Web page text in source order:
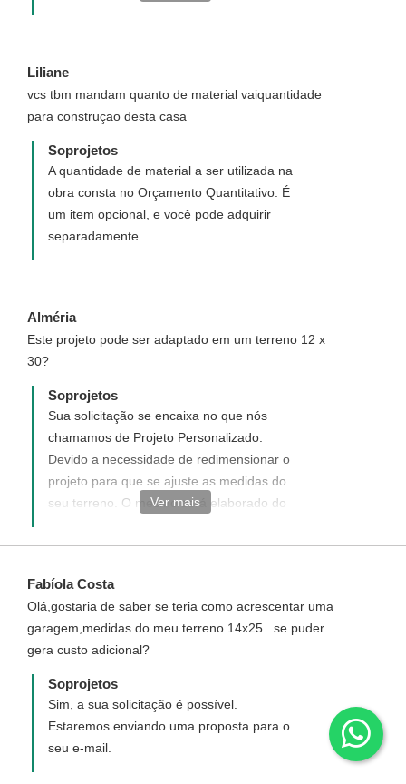
Liliane
vcs tbm mandam quanto de material vaiquantidade
para construçao desta casa
Soprojetos
A quantidade de material a ser utilizada na
obra consta no Orçamento Quantitativo. É
um item opcional, e você pode adquirir
separadamente.
Alméria
Este projeto pode ser adaptado em um terreno 12 x
30?
Soprojetos
Sua solicitação se encaixa no que nós
chamamos de Projeto Personalizado.
Devido a necessidade de redimensionar o
projeto para que se ajuste as medidas do
seu terreno. O mesmo será elaborado do
suas necessidades. Você pode solicitar um
Para solicitar e entender como funciona,
acesse o link ao lado:
http://www.soprojetos.com.br/personalizado
Caso ainda tenha alguma dúvida de como
funciona entre em contato(telefone)
conosco que ficaremos felizes em tirar
todas as suas dúvidas.
Ver mais
Fabíola Costa
Olá,gostaria de saber se teria como acrescentar uma
garagem,medidas do meu terreno 14x25...se puder
gera custo adicional?
Soprojetos
Sim, a sua solicitação é possível.
Estaremos enviando uma proposta para o
seu e-mail.